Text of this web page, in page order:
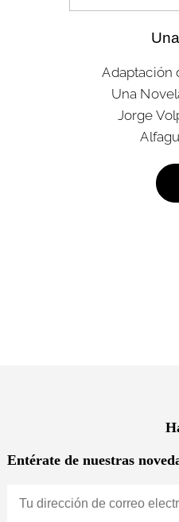
Adaptación
Una
Jorge
Entérate de nuestras